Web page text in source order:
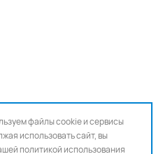
файлы cookie и сервисы
использовать сайт, вы
политикой использования